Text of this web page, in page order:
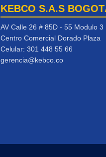
KEBCO S.A.S
AV Calle 26 # 85D - 55 Modulo 3
Centro Comercial Dorado Plaza
Celular: 301 448 55 66
gerencia@kebco.co